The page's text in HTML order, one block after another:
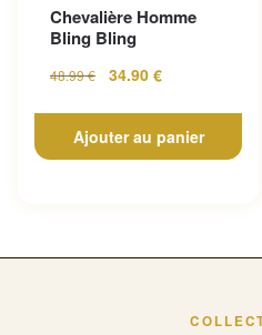
Chevalière Homme
Bling Bling
48.99€ 34.90 €
Ajouter au panier